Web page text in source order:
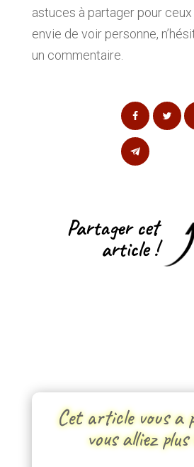
astuces à partager pour ceux
envie de voir personne,
un commentaire.
Partager cet
article !
Cet article vous a
vous alliez